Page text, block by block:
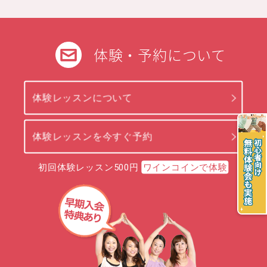
体験・予約について
体験レッスンについて
体験レッスンを今すぐ予約
初回体験レッスン500円 ワインコインで体験